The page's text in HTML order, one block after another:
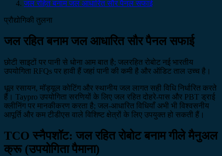
जल रहित बनाम जल आधारित सौर पैनल सफाई
प्रौद्योगिकी तुलना
जल रहित बनाम जल आधारित सौर पैनल सफाई
छोटी साइटों पर पानी से धोना आम बात है; जलरहित रोबोट नई भारतीय
उपयोगिता RFQs पर हावी हैं जहां पानी की कमी है और ऑडिट ताल उच्च है।
धूल रसायन, मॉड्यूल कोटिंग और स्थानीय जल लागत सही विधि निर्धारित करते
हैं। Taypro उपयोगिता सरणियों के लिए जल रहित दोहरे-पास और PBT ड्राई
क्लीनिंग पर मानकीकरण करता है; जल-आधारित विधियाँ अभी भी विश्वसनीय
आपूर्ति और कम टीडीएस वाले विशिष्ट क्षेत्रों के लिए उपयुक्त हो सकती हैं।
TCO स्नैपशॉट: जल रहित रोबोट बनाम गीले मैनुअल
क्रू (उपयोगिता पैमाना)